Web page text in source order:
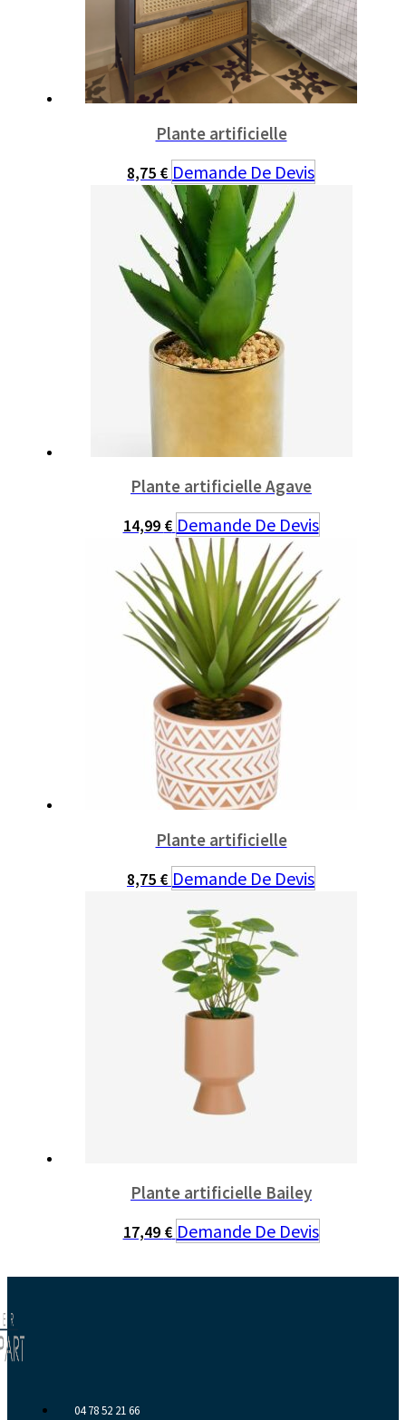
Plante artificielle
8,75 € Demande De Devis
Plante artificielle Agave
14,99 € Demande De Devis
Plante artificielle
8,75 € Demande De Devis
Plante artificielle Bailey
17,49 € Demande De Devis
04 78 52 21 66